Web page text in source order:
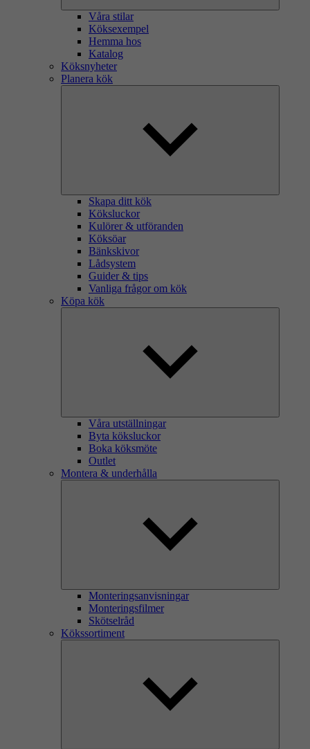
Våra stilar
Köksexempel
Hemma hos
Katalog
Köksnyheter
Planera kök
Skapa ditt kök
Köksluckor
Kulörer & utföranden
Köksöar
Bänkskivor
Lådsystem
Guider & tips
Vanliga frågor om kök
Köpa kök
Våra utställningar
Byta köksluckor
Boka köksmöte
Outlet
Montera & underhålla
Monteringsanvisningar
Monteringsfilmer
Skötselråd
Kökssortiment